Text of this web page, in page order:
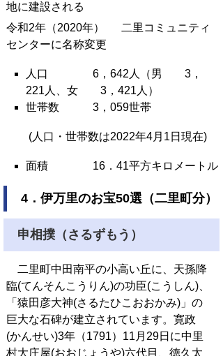
地に建設される
令和2年（2020年） 二里コミュニティ
センターに名称変更
人口 6，642人（男 3，
221人、女 3，421人）
世帯数 3，059世帯
(人口・世帯数は2022年4月1日現在)
面積 16．41平方キロメートル
4．伊万里のお宝50選（二里町分）
申相撲（さるずもう）
二里町中田南平の小高い丘に、天孫降
臨(てんそんこうりん)の功臣(こうしん)、
「猿田彦大神(さるたひこおおかみ)」の
巨大な石碑が建立されています。寛政
(かんせい)3年（1791）11月29日に中里
村大庄屋(おおじょうや)六代目、徳久太